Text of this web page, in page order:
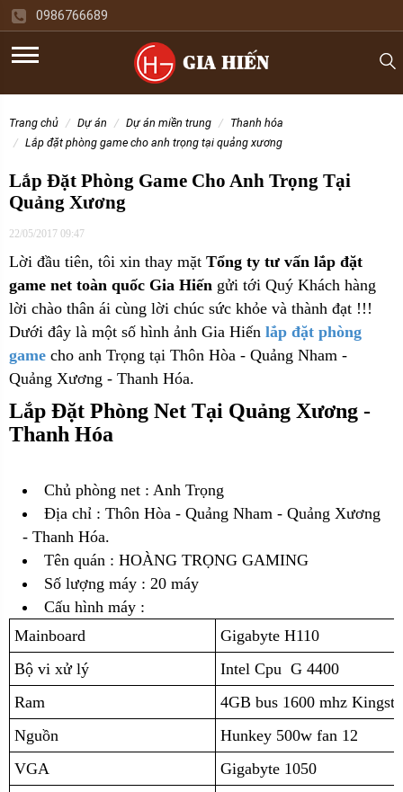
0986766689
trang chủ dự án dự án miền trung
thanh hóa
lắp đặt phòng game cho anh trọng tại quảng xương
Lắp Đặt Phòng Game Cho Anh Trọng Tại
Quảng Xương
22/05/2017 09:47
Lời đầu tiên, tôi xin thay mặt Tổng ty tư vấn lắp đặt
game net toàn quốc Gia Hiến gửi tới Quý Khách hàng
lời chào thân ái cùng lời chúc sức khỏe và thành đạt !!!
Dưới đây là một số hình ảnh Gia Hiến lắp đặt phòng
game cho anh Trọng tại Thôn Hòa - Quảng Nham -
Quảng Xương - Thanh Hóa.
Lắp Đặt Phòng Net Tại Quảng Xương -
Thanh Hóa
Chủ phòng net : Anh Trọng
Địa chỉ : Thôn Hòa - Quảng Nham - Quảng Xương
- Thanh Hóa.
Tên quán : HOÀNG TRỌNG GAMING
Số lượng máy : 20 máy
Cấu hình máy :
Mainboard
Gigabyte H110
Bộ vi xử lý
Intel Cpu G 4400
Ram
4GB bus 1600 mhz
Nguồn
Hunkey 500w fan 12
VGA
Gigabyte 1050